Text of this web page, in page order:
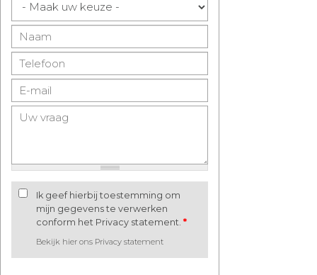
Ik geef hierbij toestemming om
mijn gegevens te verwerken
conform het Privacy statement. *
Bekijk hier ons Privacy statement